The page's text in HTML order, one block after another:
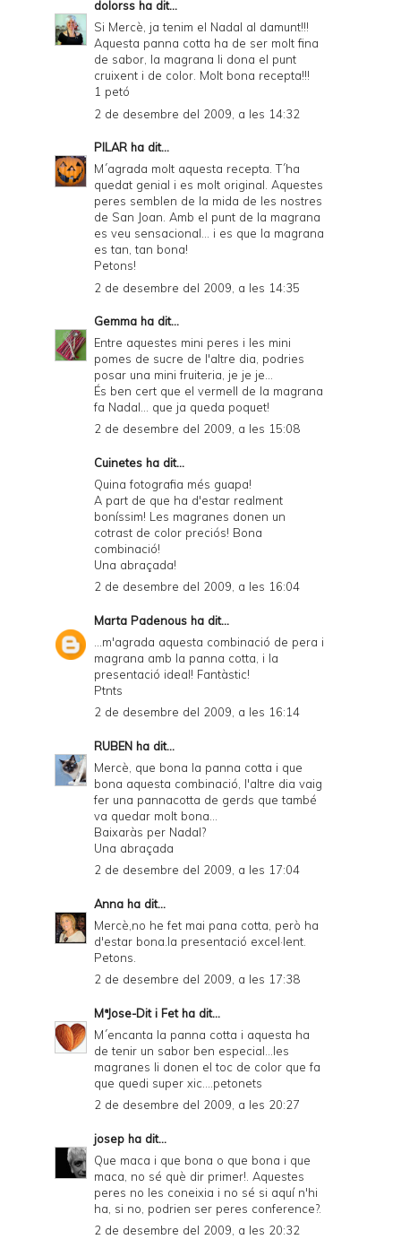
dolorss ha dit...
Si Mercè, ja tenim el Nadal al damunt!!!
Aquesta panna cotta ha de ser molt fina
de sabor, la magrana li dona el punt
cruixent i de color. Molt bona recepta!!!
1 petó
2 de desembre del 2009, a les 14:32
PILAR ha dit...
M´agrada molt aquesta recepta. T´ha
quedat genial i es molt original. Aquestes
peres semblen de la mida de les nostres
de San Joan. Amb el punt de la magrana
es veu sensacional... i es que la magrana
es tan, tan bona!
Petons!
2 de desembre del 2009, a les 14:35
Gemma ha dit...
Entre aquestes mini peres i les mini
pomes de sucre de l'altre dia, podries
posar una mini fruiteria, je je je...
És ben cert que el vermell de la magrana
fa Nadal... que ja queda poquet!
2 de desembre del 2009, a les 15:08
Cuinetes ha dit...
Quina fotografia més guapa!
A part de que ha d'estar realment
boníssim! Les magranes donen un
cotrast de color preciós! Bona
combinació!
Una abraçada!
2 de desembre del 2009, a les 16:04
Marta Padenous ha dit...
...m'agrada aquesta combinació de pera i
magrana amb la panna cotta, i la
presentació ideal! Fantàstic!
Ptnts
2 de desembre del 2009, a les 16:14
RUBEN ha dit...
Mercè, que bona la panna cotta i que
bona aquesta combinació, l'altre dia vaig
fer una pannacotta de gerds que també
va quedar molt bona...
Baixaràs per Nadal?
Una abraçada
2 de desembre del 2009, a les 17:04
Anna ha dit...
Mercè,no he fet mai pana cotta, però ha
d'estar bona.la presentació excel·lent.
Petons.
2 de desembre del 2009, a les 17:38
MªJose-Dit i Fetha dit...
M´encanta la panna cotta i aquesta ha
de tenir un sabor ben especial...les
magranes li donen el toc de color que fa
que quedi super xic....petonets
2 de desembre del 2009, a les 20:27
josep ha dit...
Que maca i que bona o que bona i que
maca, no sé què dir primer!. Aquestes
peres no les coneixia i no sé si aquí n'hi
ha, si no, podrien ser peres conference?.
2 de desembre del 2009, a les 20:32